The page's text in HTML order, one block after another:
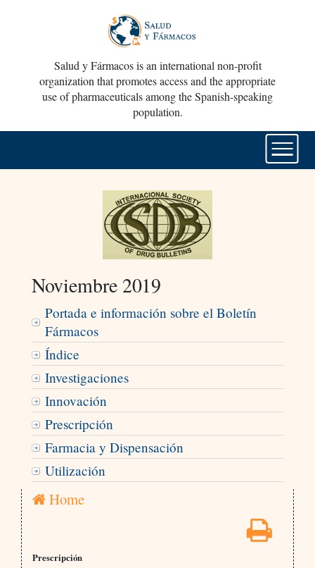
Salud y Fármacos is an international non-profit
organization that promotes access and the appropriate
use of pharmaceuticals among the Spanish-speaking
population.
Noviembre 2019
Portada e información sobre el Boletín
Fármacos
Índice
Investigaciones
Innovación
Prescripción
Farmacia y Dispensación
Utilización
Home
Prescripción